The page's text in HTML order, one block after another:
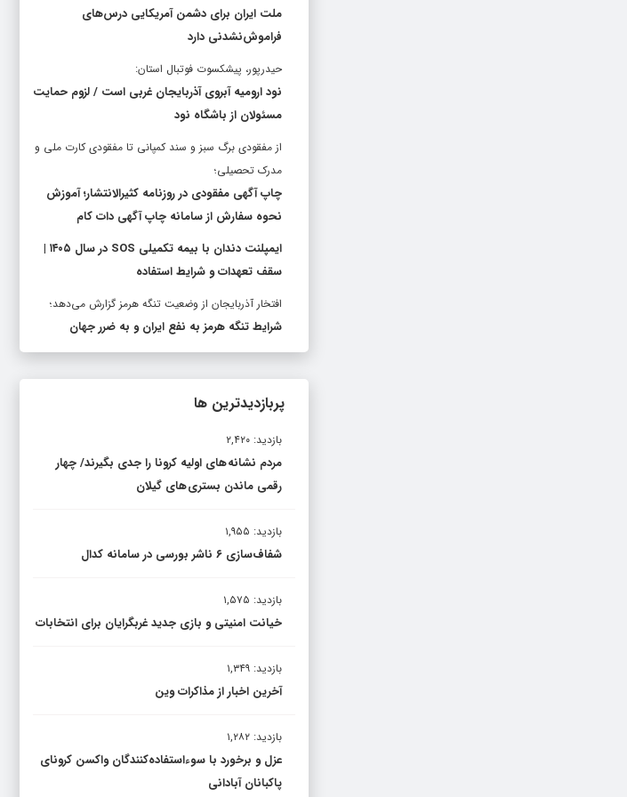
ملت ایران برای دشمن آمریکایی درس‌های
فراموش‌نشدنی دارد
حیدرپور، پیشکسوت فوتبال استان:
نود ارومیه آبروی آذربایجان غربی است / لزوم حمایت
مسئولان از باشگاه نود
از مفقودی برگ سبز و سند کمپانی تا مفقودی کارت ملی و
مدرک تحصیلی؛
چاپ آگهی مفقودی در روزنامه کثیرالانتشار؛ آموزش
نحوه سفارش از سامانه چاپ آگهی دات کام
ایمپلنت دندان با بیمه تکمیلی SOS در سال ۱۴۰۵ |
سقف تعهدات و شرایط استفاده
افتخار آذربایجان از وضعیت تنگه هرمز گزارش می‌دهد؛
شرایط تنگه هرمز به نفع ایران و به ضرر جهان
پربازدیدترین ها
بازدید: ۲,۴۲۰
مردم نشانه های اولیه کرونا را جدی بگیرند/ چهار
رقمی ماندن بستری های گیلان
بازدید: ۱,۹۵۵
شفاف‌سازی ۶ ناشر بورسی در سامانه کدال
بازدید: ۱,۵۷۵
خیانت امنیتی و بازی جدید غربگرایان برای انتخابات
بازدید: ۱,۳۴۹
آخرین اخبار از مذاکرات وین
بازدید: ۱,۲۸۲
عزل و برخورد با سوءاستفاده‌کنندگان واکسن کرونای
پاکبانان آبادانی